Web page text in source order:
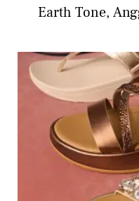
Earth Tone,